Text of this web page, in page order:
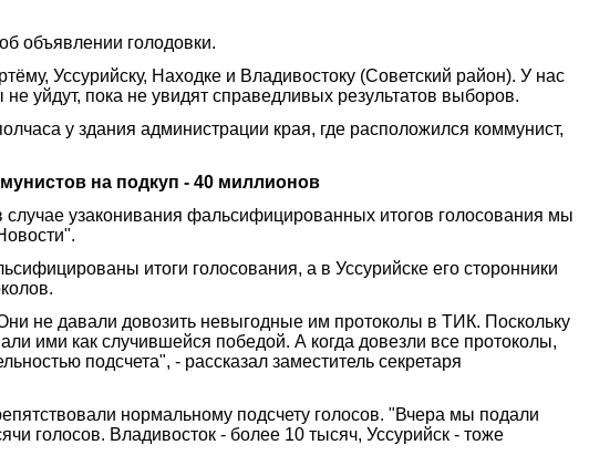
объявлении голодовки.
Уссурийску, Находке и Владивостоку (Советский район). У нас
уйдут, пока не увидят справедливых результатов выборов.
у здания администрации края, где расположился коммунист,
на подкуп - 40 миллионов
узаконивания фальсифицированных итогов голосования мы
итоги голосования, а в Уссурийске его сторонники
не давали довозить невыгодные им протоколы в ТИК. Поскольку
ими как случившейся победой. А когда довезли все протоколы,
подсчета", - рассказал заместитель секретаря
нормальному подсчету голосов. "Вчера мы подали
голосов. Владивосток - более 10 тысяч, Уссурийск - тоже